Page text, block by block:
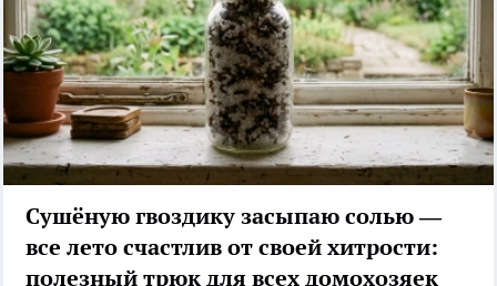
Сушёную гвоздику засыпаю солью —
все лето счастлив от своей хитрости:
полезный трюк для всех домохозяек